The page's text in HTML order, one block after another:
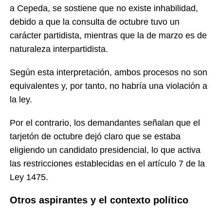
a Cepeda, se sostiene que no existe inhabilidad,
debido a que la consulta de octubre tuvo un
carácter partidista, mientras que la de marzo es de
naturaleza interpartidista.
Según esta interpretación, ambos procesos no son
equivalentes y, por tanto, no habría una violación a
la ley.
Por el contrario, los demandantes señalan que el
tarjetón de octubre dejó claro que se estaba
eligiendo un candidato presidencial, lo que activa
las restricciones establecidas en el artículo 7 de la
Ley 1475.
Otros aspirantes y el contexto político